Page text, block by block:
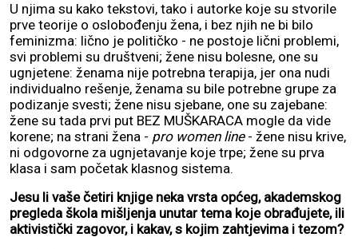
U njima su kako tekstovi, tako i autorke koje su stvorile
prve teorije o oslobođenju žena, i bez njih ne bi bilo
feminizma: lično je političko - ne postoje lični problemi,
svi problemi su društveni; žene nisu bolesne, one su
ugnjetene: ženama nije potrebna terapija, jer ona nudi
individualno rešenje, ženama su bile potrebne grupe za
podizanje svesti; žene nisu sjebane, one su zajebane:
žene su tada prvi put BEZ MUŠKARACA mogle da vide
korene; na strani žena - pro women line- žene nisu krive,
ni odgovorne za ugnjetavanje koje trpe; žene su prva
klasa i sam početak klasnog sistema.
Jesu li vaše četiri knjige neka vrsta općeg, akademskog
pregleda škola mišljenja unutar tema koje obrađujete, ili
aktivistički zagovor, i kakav, s kojim zahtjevima i tezom?